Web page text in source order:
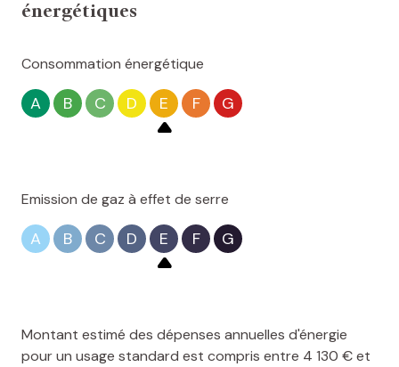
énergétiques
Consommation énergétique
A B C D E F G
Emission de gaz à effet de serre
A B C D E F G
Montant estimé des dépenses annuelles d'énergie
pour un usage standard est compris entre 4 130 € et